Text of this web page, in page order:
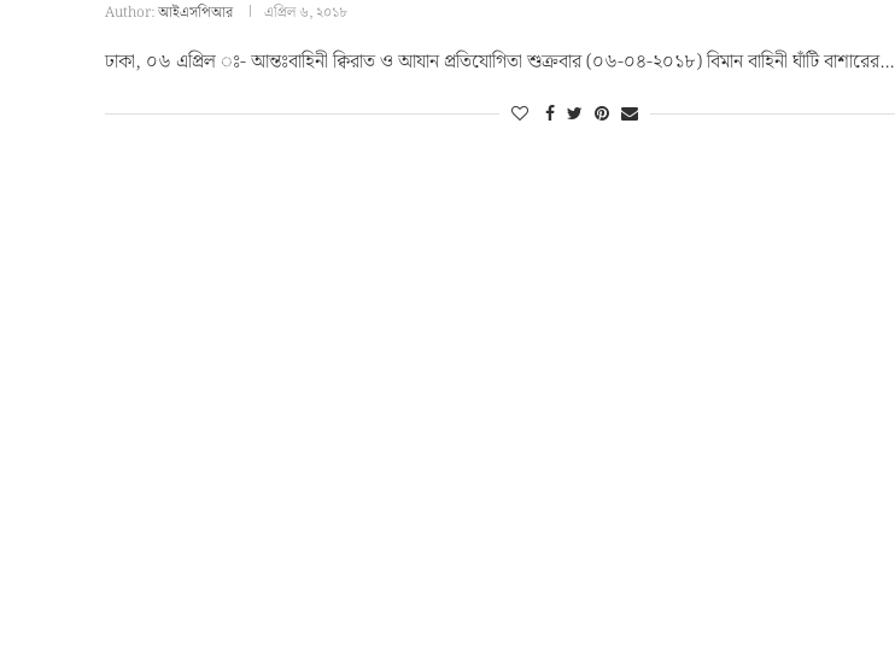
Author:আইএসপিআর এপ্রিল ৬, ২০১৮
ঢাকা, ০৬ এপ্রিল ঃ- আন্তঃবাহিনী ক্বিরাত ও আযান প্রতিযোগিতা শুক্রবার (০৬-০৪-২০১৮) বিমান বাহিনী ঘাঁটি বাশারের…